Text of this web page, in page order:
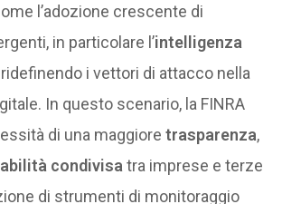
l’adozione crescente di
in particolare l’intelligenza
i vettori di attacco nella
In questo scenario, la FINRA
di una maggioretrasparenza,
condivisa tra imprese e terze
di strumenti di monitoraggio